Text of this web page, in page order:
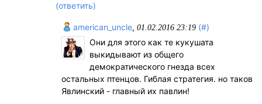
(ответить)
american_uncle,01.02.2016 23:19 (#)
Они для этого как те кукушата
выкидывают из общего
демократического гнезда всех
остальных птенцов. Гиблая стратегия. но таков
Явлинский - главный их павлин!